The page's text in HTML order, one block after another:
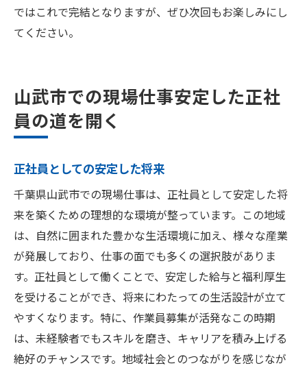
ではこれで完結となりますが、ぜひ次回もお楽しみにし
てください。
山武市での現場仕事安定した正社
員の道を開く
正社員としての安定した将来
千葉県山武市での現場仕事は、正社員として安定した将
来を築くための理想的な環境が整っています。この地域
は、自然に囲まれた豊かな生活環境に加え、様々な産業
が発展しており、仕事の面でも多くの選択肢がありま
す。正社員として働くことで、安定した給与と福利厚生
を受けることができ、将来にわたっての生活設計が立て
やすくなります。特に、作業員募集が活発なこの時期
は、未経験者でもスキルを磨き、キャリアを積み上げる
絶好のチャンスです。地域社会とのつながりを感じなが